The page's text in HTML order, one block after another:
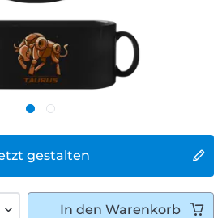
gestalten
In den Warenkorb